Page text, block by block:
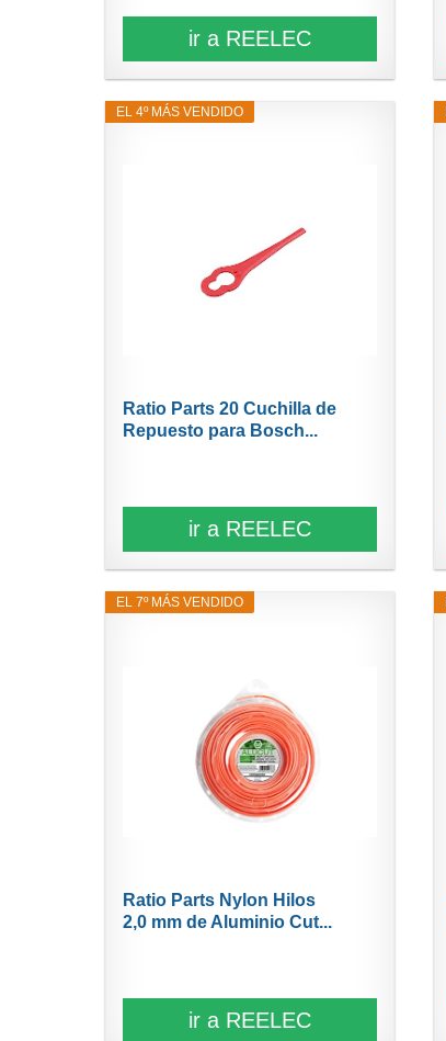
ir a REELEC
EL 4º MÁS VENDIDO
Ratio Parts 20 Cuchilla de
Repuesto para Bosch...
ir a REELEC
EL 7º MÁS VENDIDO
Ratio Parts Nylon Hilos
2,0 mm de Aluminio Cut...
ir a REELEC